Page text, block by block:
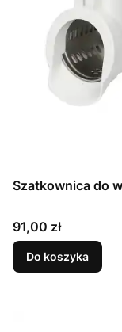
Szatkownica do
Cena
91,00 zł
Do koszyka